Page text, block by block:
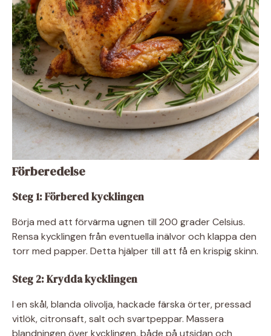
Förberedelse
Steg 1: Förbered kycklingen
Börja med att förvärma ugnen till 200 grader Celsius.
Rensa kycklingen från eventuella inälvor och klappa den
torr med papper. Detta hjälper till att få en krispig skinn.
Steg 2: Krydda kycklingen
I en skål, blanda olivolja, hackade färska örter, pressad
vitlök, citronsaft, salt och svartpeppar. Massera